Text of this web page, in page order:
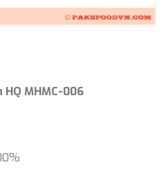
HQ MHMC-006